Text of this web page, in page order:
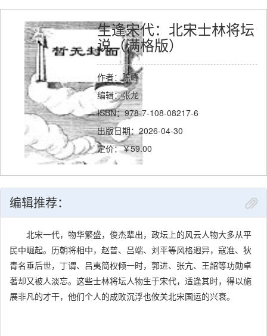
生逢宋代：北宋士林将坛
说（满格版）
作者：陈峰
编辑：张龙
ISBN：978-7-108-08217-6
出版日期：2026-04-30
定价：￥59.00
编辑推荐：
北宋一代，物华繁盛，俊杰辈出，政坛上的风云人物大多从平
民中崛起。历朝将相中，赵普、吕端、刘平等风格迥异，寇准、狄
青名垂后世，丁谓、吕夷简权倾一时，郭进、张亢、王韶等功勋卓
著却又被人淡忘。这些士林将坛人物生于宋代，适逢其时，得以施
展非凡的才干，他们个人的成败沉浮也攸关北宋国运的兴衰。